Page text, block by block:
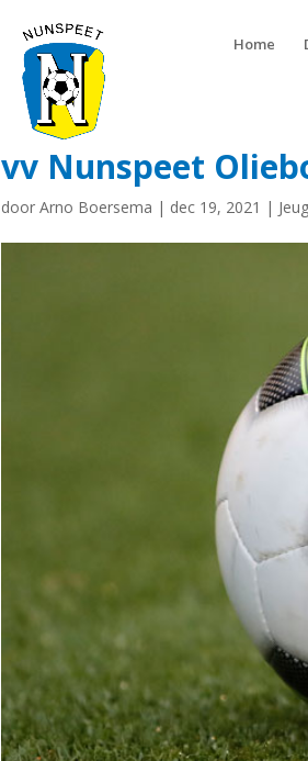
Home
vv Nunspeet
doorArno Boersema | dec 19, 2021 |